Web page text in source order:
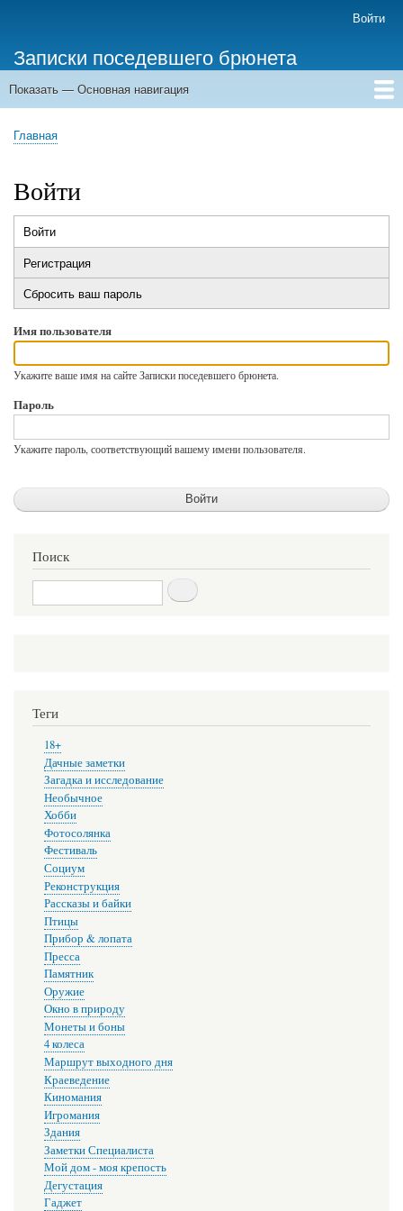
основному
содержанию
учётной
записи
пользователя
Войти
Записки поседевшего брюнета
Основная
Показать — Основная навигация
Главная
Строка
Главная
Войти
Главные
вкладки
Войти
вкладка)
Регистрация
Сбросить ваш пароль
Имя пользователя
Укажите ваше имя на сайте Записки поседевшего брюнета.
Пароль
Укажите пароль, соответствующий вашему имени пользователя.
Поиск
Поиск
Теги
18+
Дачные заметки
Загадка и исследование
Необычное
Хобби
Фотосолянка
Фестиваль
Социум
Реконструкция
Рассказы и байки
Птицы
Прибор & лопата
Пресса
Памятник
Оружие
Окно в природу
Монеты и боны
4 колеса
Маршрут выходного дня
Краеведение
Киномания
Игромания
Здания
Заметки Специалиста
Мой дом - моя крепость
Дегустация
Гаджет